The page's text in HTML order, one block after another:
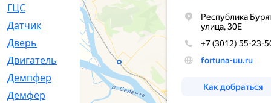
ГЦС
[74]
Датчик
[969]
Дверь
[249]
Двигатель
[64]
Демпфер
[2]
Демфер
[1]